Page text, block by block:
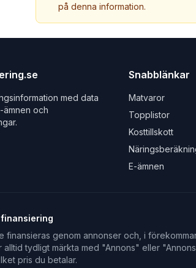
på denna information.
med data
ämnen och
Snabblänkar
Matvaror
Topplistor
Kosttillskott
E-ämnen
finansieras genom annonser och, i
alltid tydligt märkta med "Annons" eller
pris du betalar.